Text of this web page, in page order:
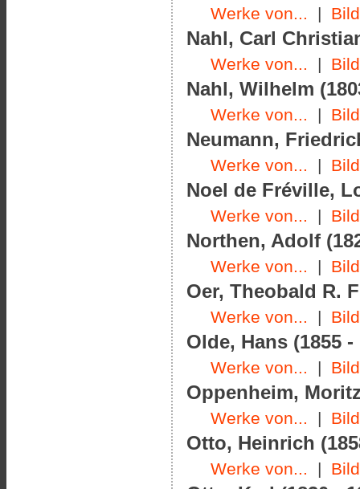
Werke von... |
Nahl, Carl
Werke von... |
Nahl, Wilhelm
Werke von... |
Neumann,
Werke von... |
Noel de Fréville,
Werke von... |
Northen, Adolf
Werke von... |
Oer, Theobald R.
Werke von... |
Olde, Hans (1855 -
Werke von... |
Oppenheim,
Werke von... |
Otto, Heinrich
Werke von... |